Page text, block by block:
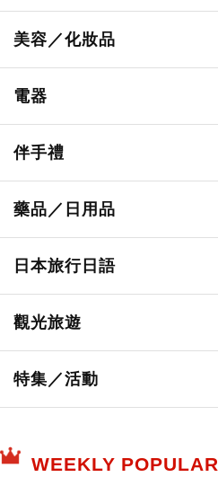
所有
甜點・菓子
人氣店鋪美食
必吃的日式早餐
日本酒達人
美容／化妝品
所有
便利商店化妝品
藥妝店化妝品
電器
所有
健康/美容儀器
廚房家電
伴手禮
所有
伴手禮排行榜
免稅商店
藥品／日用品
所有
百圓商店
日常用藥
日本旅行日語
所有
觀光旅遊
所有
特集／活動
WEEKLY POPULAR